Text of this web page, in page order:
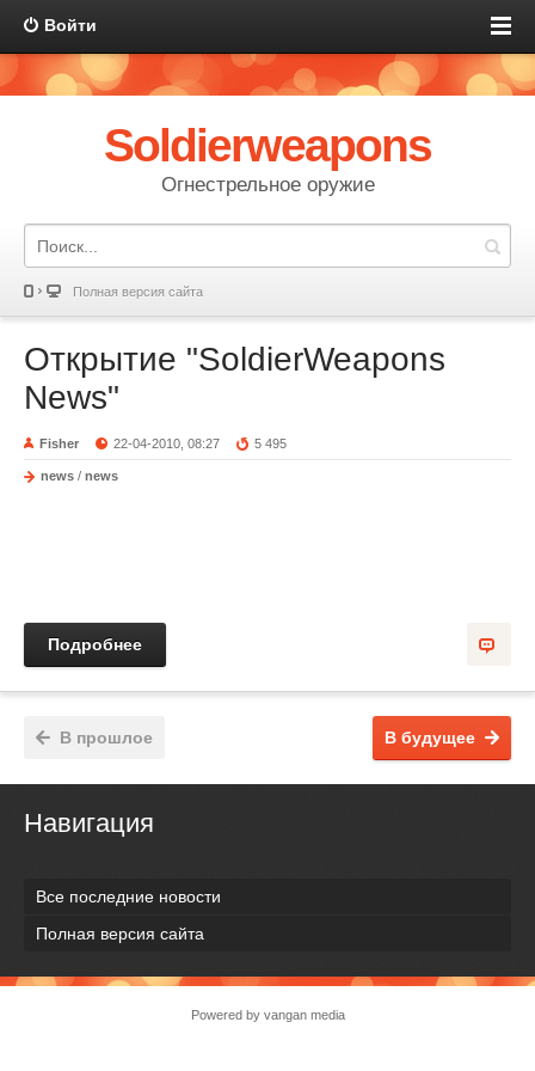
Войти
Soldierweapons
Огнестрельное оружие
Полная версия сайта
Открытие "SoldierWeapons
News"
Fisher 22-04-2010, 08:27 5 495
news / news
Подробнее
В будущее
В прошлое
Навигация
Все последние новости
Полная версия сайта
Powered by vangan media